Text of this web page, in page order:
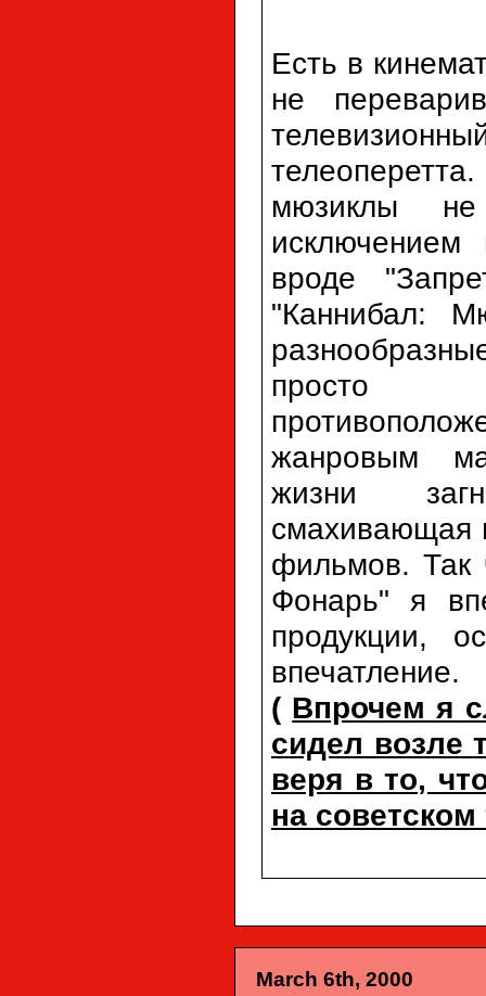
Есть в
не
мюзиклы
исключением
вроде
"Каннибал:
просто
жанровым
жизни
смахивающая
фильмов. Так
Фонарь" я
продукции,
впечатление.
( Впрочем я
сидел возле
веря в то,
на
March 6th, 2000